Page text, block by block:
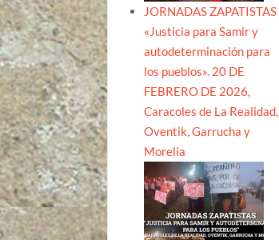
JORNADAS ZAPATISTAS
«Justicia para Samir y
autodeterminación para
los pueblos». 20 DE
FEBRERO DE 2026,
Caracoles de La Realidad,
Oventik, Garrucha y
Morelia